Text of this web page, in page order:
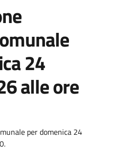
24
alle ore
per domenica 24